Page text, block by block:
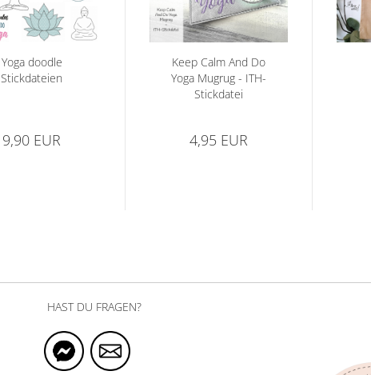
Yoga doodle
Stickdateien
9,90 EUR
Keep Calm And Do
Yoga Mugrug - ITH-
Stickdatei
4,95 EUR
HAST DU FRAGEN?